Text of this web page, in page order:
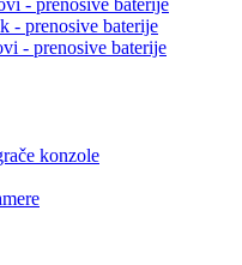
- prenosive baterije
- prenosive baterije
- prenosive baterije
konzole